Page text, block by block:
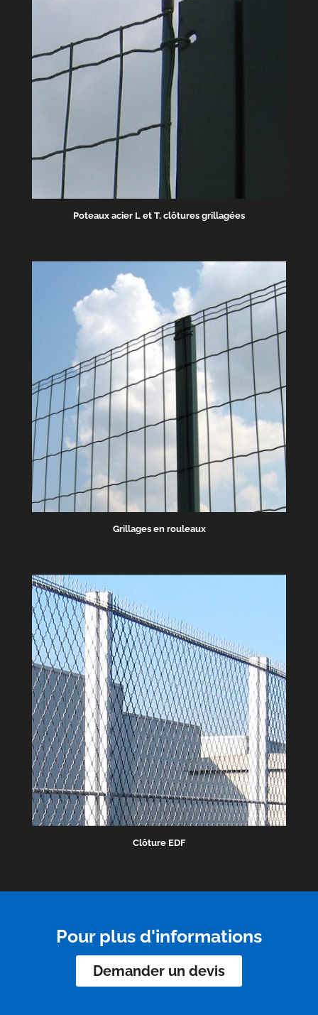
Poteaux acier L et T, clôtures grillagées
Grillages en rouleaux
Clôture EDF
Pour plus d'informations
Demander un devis